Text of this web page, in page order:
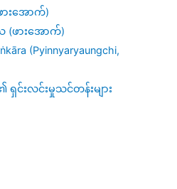
းအောက်)
(ဖားအောက်)
(Pyinnyaryaungchi,
င်းလင်းမှုသင်တန်းများ